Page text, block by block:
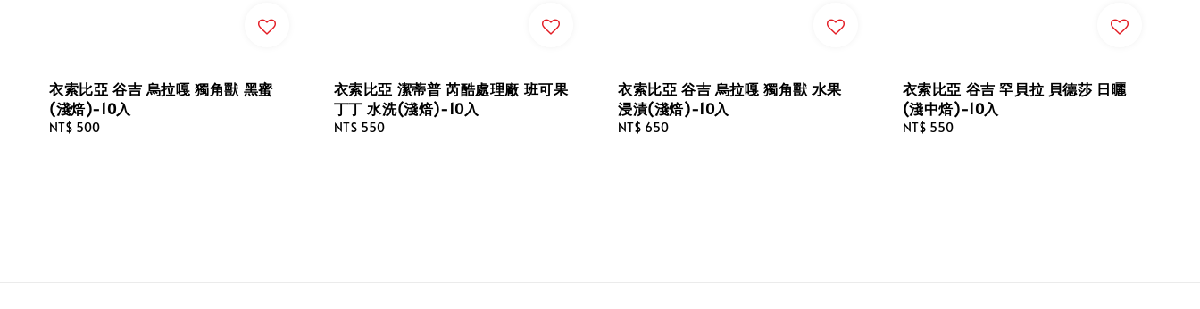
衣索比亞 谷吉 烏拉嘎 獨角獸 黑蜜
(淺焙)-10入
Regular
NT$ 500
衣索比亞 潔蒂普 芮酷處理廠 班可果
丁丁 水洗(淺焙)-10入
Regular
NT$ 550
衣索比亞 谷吉 烏拉嘎 獨角獸 水果
浸漬(淺焙)-10入
Regular
NT$ 650
衣索比亞 谷吉 罕貝拉 貝德莎 日曬
(淺中焙)-10入
Regular
NT$ 550